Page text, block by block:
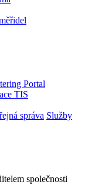
Portal
TIS
správa Služby
společnosti